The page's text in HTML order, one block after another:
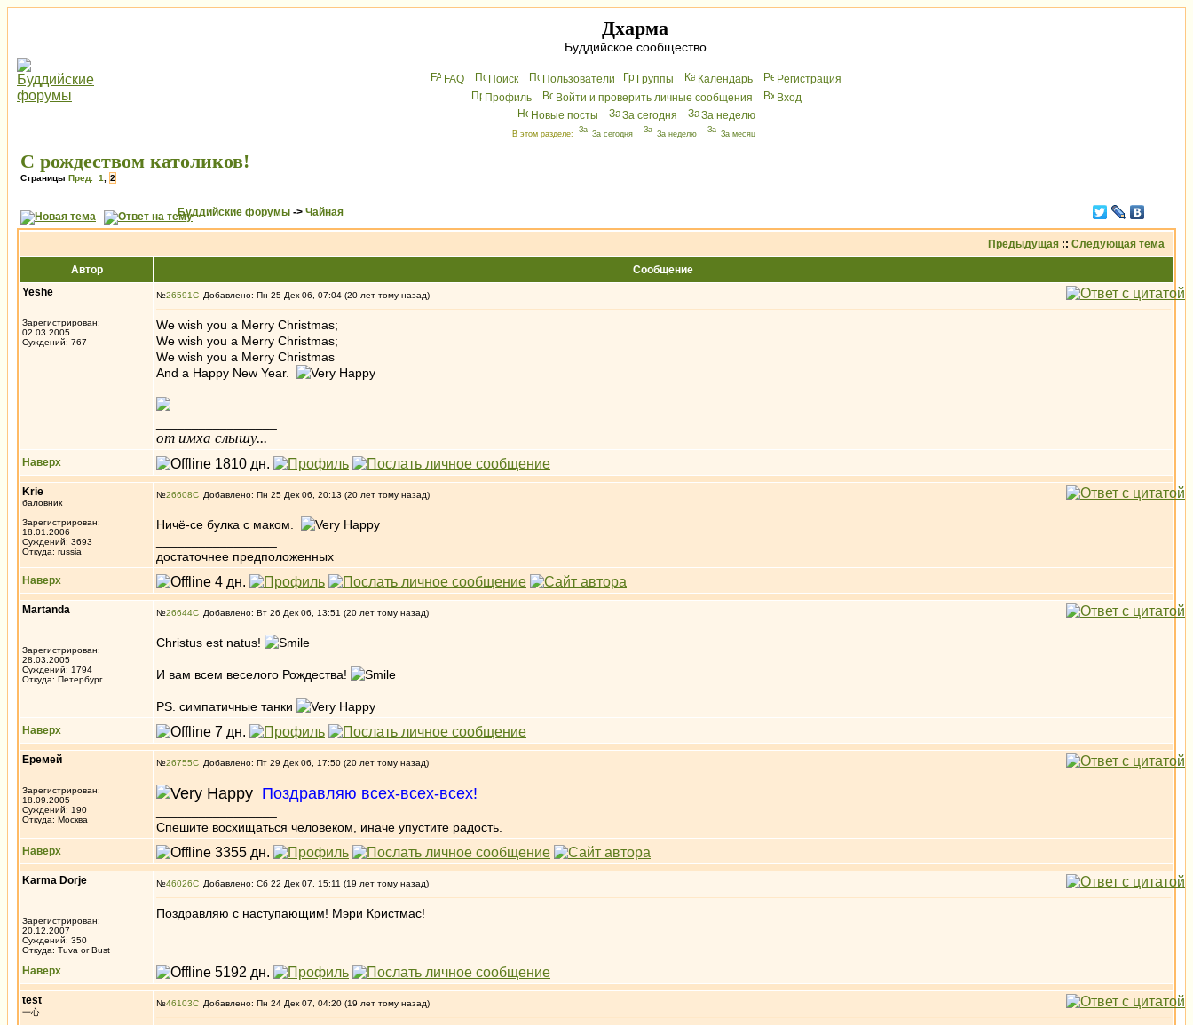
Дхарма
Буддийское сообщество
FAQ Поиск Пользователи Группы Календарь
Peгиcтрaция
Профиль
Войти и проверить личные сообщения
Вхoд
Новые посты
За сегодня За неделю
В этом разделе: За сегодня За неделю За месяц
С рождеством католиков!
Страницы Пред. 1 2
Буддийские форумы -> Чайная
Предыдущая :: Следующая тема
Автор
Сообщение
Yeshe
Зарегистрирован:
02.03.2005
Суждений: 767
№26591 Добавлено: Пн 25 Дек 06, 07:04 (20 лет тому назад)
We wish you a Merry Christmas;
We wish you a Merry Christmas;
We wish you a Merry Christmas
And a Happy New Year.
от имха слышу...
Наверх
Krie
баловник
Зарегистрирован:
18.01.2006
Суждений: 3693
Откуда: russia
№26608 Добавлено: Пн 25 Дек 06, 20:13 (20 лет тому назад)
Ничё-се булка с маком.
достаточнее предположенных
Наверх
Martanda
Зарегистрирован:
28.03.2005
Суждений: 1794
Откуда: Петербург
№26644 Добавлено: Вт 26 Дек 06, 13:51 (20 лет тому назад)
Christus est natus!
И вам всем веселого Рождества!
PS. симпатичные танки
Наверх
Еремей
Зарегистрирован:
18.09.2005
Суждений: 190
Откуда: Москва
№26755 Добавлено: Пт 29 Дек 06, 17:50 (20 лет тому назад)
Поздравляю всех-всех-всех!
Спешите восхищаться человеком, иначе упустите радость.
Наверх
Karma Dorje
Зарегистрирован:
20.12.2007
Суждений: 350
Откуда: Tuva or Bust
№46026 Добавлено: Сб 22 Дек 07, 15:11 (19 лет тому назад)
Поздравляю с наступающим! Мэри Кристмас!
Наверх
test
一心
№46103 Добавлено: Пн 24 Дек 07, 04:20 (19 лет тому назад)